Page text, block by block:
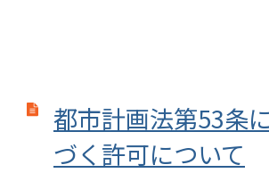
都市計画法第53条
づく許可について